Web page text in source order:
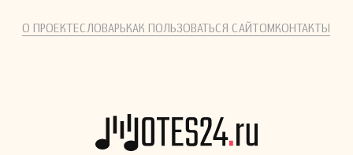
О ПРОЕКТЕСЛОВАРЬКАК ПОЛЬЗОВАТЬСЯ САЙТОМКОНТАКТЫ